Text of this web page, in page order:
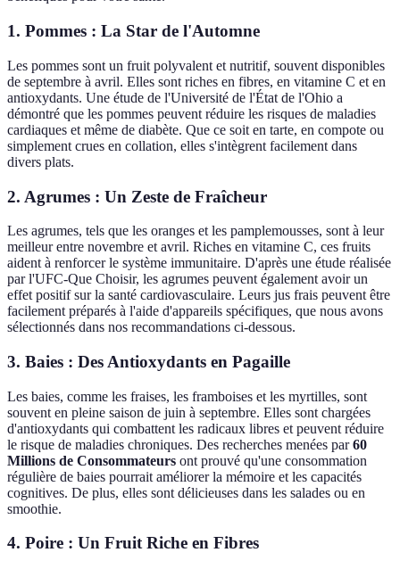
1. Pommes : La Star de l'Automne
Les pommes sont un fruit polyvalent et nutritif, souvent disponibles
de septembre à avril. Elles sont riches en fibres, en vitamine C et en
antioxydants. Une étude de l'Université de l'État de l'Ohio a
démontré que les pommes peuvent réduire les risques de maladies
cardiaques et même de diabète. Que ce soit en tarte, en compote ou
simplement crues en collation, elles s'intègrent facilement dans
divers plats.
2. Agrumes : Un Zeste de Fraîcheur
Les agrumes, tels que les oranges et les pamplemousses, sont à leur
meilleur entre novembre et avril. Riches en vitamine C, ces fruits
aident à renforcer le système immunitaire. D'après une étude réalisée
par l'UFC-Que Choisir, les agrumes peuvent également avoir un
effet positif sur la santé cardiovasculaire. Leurs jus frais peuvent être
facilement préparés à l'aide d'appareils spécifiques, que nous avons
sélectionnés dans nos recommandations ci-dessous.
3. Baies : Des Antioxydants en Pagaille
Les baies, comme les fraises, les framboises et les myrtilles, sont
souvent en pleine saison de juin à septembre. Elles sont chargées
d'antioxydants qui combattent les radicaux libres et peuvent réduire
le risque de maladies chroniques. Des recherches menées par60
Millions de Consommateurs ont prouvé qu'une consommation
régulière de baies pourrait améliorer la mémoire et les capacités
cognitives. De plus, elles sont délicieuses dans les salades ou en
smoothie.
4. Poire : Un Fruit Riche en Fibres